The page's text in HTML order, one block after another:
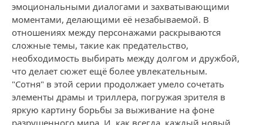
эмоциональными диалогами и захватывающими
моментами, делающими её незабываемой. В
отношениях между персонажами раскрываются
сложные темы, такие как предательство,
необходимость выбирать между долгом и дружбой,
что делает сюжет ещё более увлекательным.
"Сотня" в этой серии продолжает умело сочетать
элементы драмы и триллера, погружая зрителя в
яркую картину борьбы за выживание на фоне
разрушенного мира. И, как всегда, каждый новый